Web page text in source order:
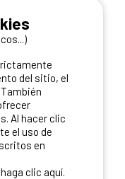
del sitio, el
Al hacer clic
el uso de
en
clic aquí.